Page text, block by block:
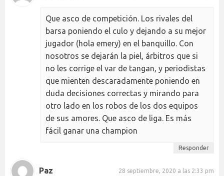
Que asco de competición. Los rivales del
barsa poniendo el culo y dejando a su mejor
jugador (hola emery) en el banquillo. Con
nosotros se dejarán la piel, árbitros que si
no les corrige el var de tangan, y periodistas
que mienten descaradamente poniendo en
duda decisiones correctas y mirando para
otro lado en los robos de los dos equipos
de sus amores. Que asco de liga. Es más
fácil ganar una champion
Responder
Paz 28 septiembre, 2020 a las 2:33 pm